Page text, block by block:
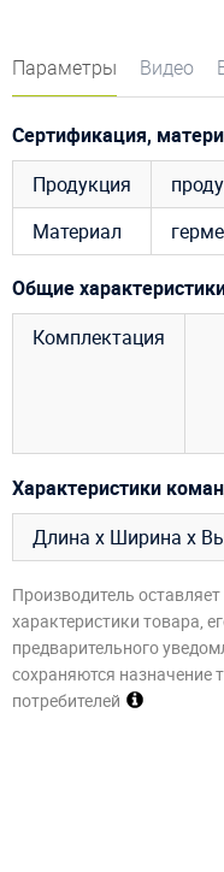
Параметры Видео
Сертификация,
Продукция
Материал
Общие
Комплектация
Характеристики
Длина х Ширина х
Производитель
характеристики товара,
предварительного
сохраняются назначение
потребителей